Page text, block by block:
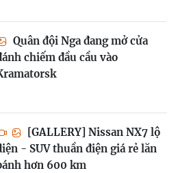
Quân đội Nga đang mở cửa
chiếm đầu cầu vào
[GALLERY] Nissan NX7 lộ
- SUV thuần điện giá rẻ lăn
hơn 600 km